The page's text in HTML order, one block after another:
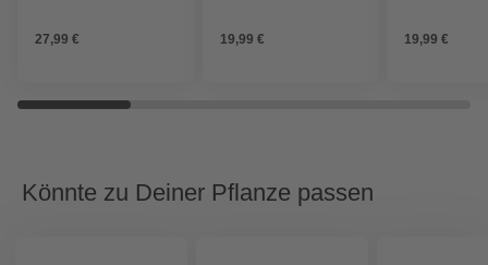
27,99 €
19,99 €
Blüten: weiß
19,99 €
Könnte zu Deiner Pflanze passen